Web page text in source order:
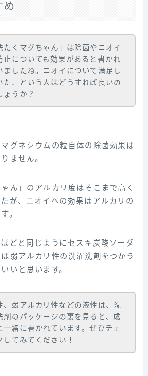
め
たくマグちゃん」は除菌やニオイ
止についても効果があると書かれ
ましたね。ニオイについて満足し
た、という人はどうすれば良いの
ょうか？
グネシウムの粒自体の除菌効果は
ません。
ゃん」のアルカリ度はそこまで高く
が、ニオイへの効果はアルカリの
。
どと同じようにセスキ炭酸ソーダ
弱アルカリ性の洗濯洗剤をつかう
いと思います。
、弱アルカリ性などの液性は、洗
剤のパッケージの裏を見ると、成
一緒に書かれています。ぜひチェ
してみてください！